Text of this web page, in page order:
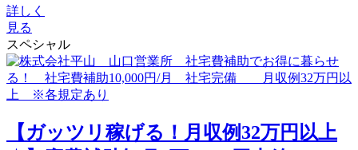
詳しく
見る
スペシャル
【ガッツリ稼げる！月収例32万円以上